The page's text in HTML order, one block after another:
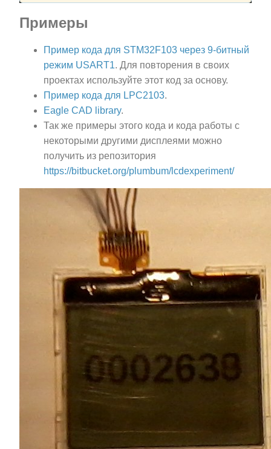
Примеры
Пример кода для STM32F103 через 9-битный
режим USART1. Для повторения в своих
проектах используйте этот код за основу.
Пример кода для LPC2103.
Eagle CAD library.
Так же примеры этого кода и кода работы с
некоторыми другими дисплеями можно
получить из репозитория
https://bitbucket.org/plumbum/lcdexperiment/